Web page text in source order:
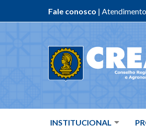
Fale conosco |
INSTITUCIONAL